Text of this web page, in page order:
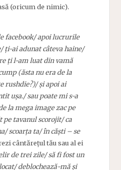
(oricum de nimic).
facebook/ apoi lucrurile
ți-ai adunat câteva haine/
ți l-am luat din vamă
(ăsta nu era de la
rushdie?)/ și apoi ai
ușa./ sau poate mi s-a
la mega image zac pe
pe tavanul scorojit/ ca
scoarța ta/ în căști – se
cântărețul tău sau al ei
de trei zile/ să fi fost un
deblochează-mă și